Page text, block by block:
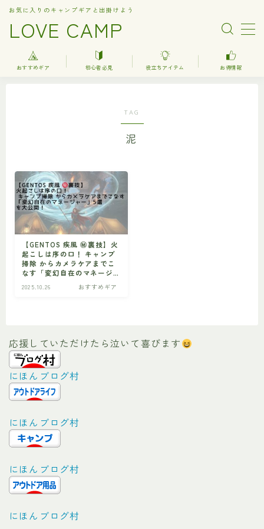
LOVE CAMP
お気に入りのキャンプギアと出掛けよう
調理器具関連（kitchenware）
車中泊
お得情報
楽天お得情報
ビギナー 初心者の方へ
おすすめギア 初心者必見 役立ちアイテム お得情報
TAG
泥
【GENTOS 疾風 ㊙︎裏技】火
起こしは序の口！ キャンプ
掃除 からカメラケアまでこ
なす「変幻自在のマネージ
ャー」5選を大公開！
2025.10.26 おすすめギア
応援していただけたら泣いて喜びます
にほんブログ村
にほんブログ村
にほんブログ村
にほんブログ村